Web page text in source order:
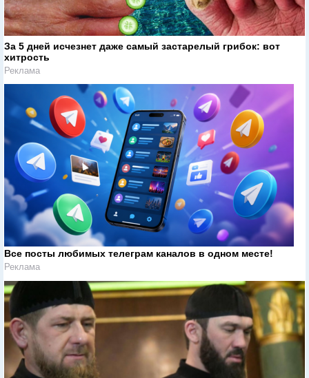
За 5 дней исчезнет даже самый застарелый грибок: вот
хитрость
Реклама
Все посты любимых телеграм каналов в одном месте!
Реклама